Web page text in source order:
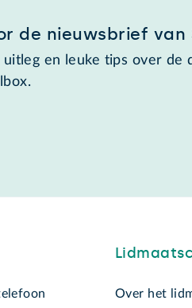
de nieuwsbrief van
uitleg en leuke tips over de
Over het